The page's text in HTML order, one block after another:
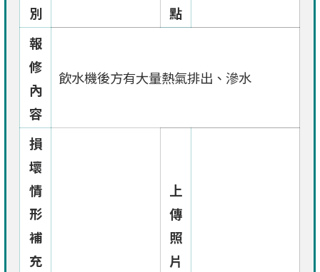
別
點
報
修
內
容
飲水機後方有大量熱氣排出、滲水
損
壞
情
形
補
充
上
傳
照
片